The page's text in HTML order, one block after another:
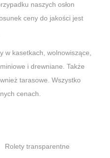
naszych osłon
ceny do jakości jest
w kasetkach, wolnowiszące,
i drewniane. Także
tarasowe. Wszystko
cenach.
Rolety transparentne